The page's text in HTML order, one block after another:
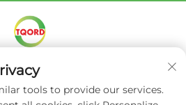
Miracle Oruide (Guangzhou)
Co., Ltd. -
Política
privacidade
tools to provide our services.